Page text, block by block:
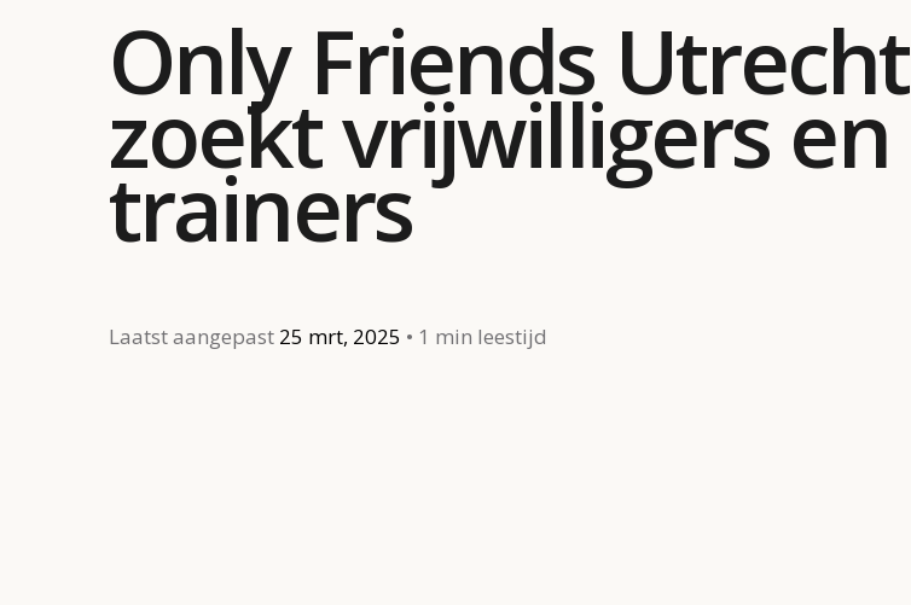
Only Friends Utrecht
zoekt vrijwilligers en
trainers
Laatst aangepast 25 mrt, 2025 1 min leestijd